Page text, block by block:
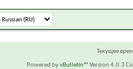
Текущее
Powered byvBulletin™ Version 4.0.3